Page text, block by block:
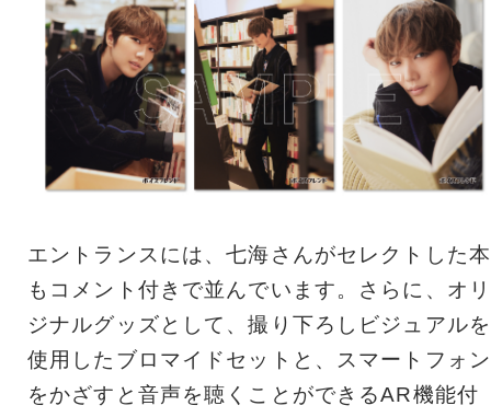
エントランスには、七海さんがセレクトした本
もコメント付きで並んでいます。さらに、オリ
ジナルグッズとして、撮り下ろしビジュアルを
使用したブロマイドセットと、スマートフォン
をかざすと音声を聴くことができるAR機能付